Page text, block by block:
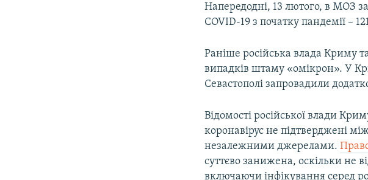
Напередодні, 13 лютого, в МОЗ
COVID-19 з початку пандемії –
Раніше російська влада Криму
випадків штаму «омікрон». У
Севастополі запровадили
Відомості російської влади
коронавірус не підтверджені
незалежними джерелами.
суттєво занижена, оскільки не
включаючи інфікування серед